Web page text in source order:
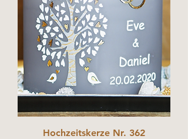
Hochzeitskerze Nr. 362